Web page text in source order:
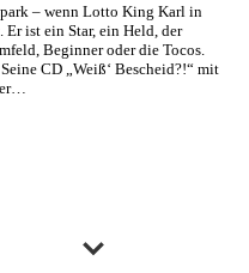
– wenn Lotto King Karl in
ist ein Star, ein Held, der
Beginner oder die Tocos.
CD „Weiß‘ Bescheid?!“ mit